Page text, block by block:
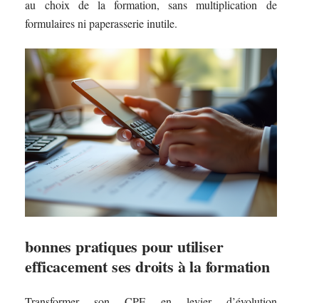
au choix de la formation, sans multiplication de
formulaires ni paperasserie inutile.
bonnes pratiques pour utiliser
efficacement ses droits à la formation